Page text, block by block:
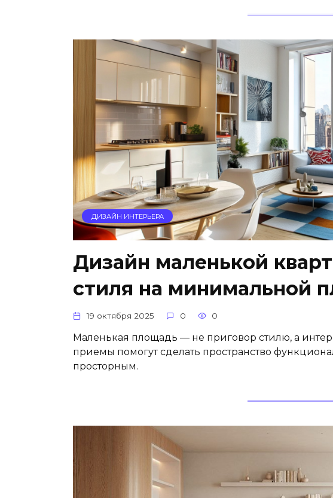
ДИЗАЙН ИНТЕРЬЕРА
Дизайн маленькой
стиля на минимальной
19 октября 2025 0 0
Маленькая площадь — не приговор стилю, а
приемы помогут сделать пространство
просторным.